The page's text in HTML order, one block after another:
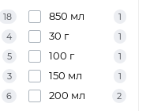
18 850 мл 1
4 30 г 1
5 100 г 1
3 150 мл 1
6 200 мл 2